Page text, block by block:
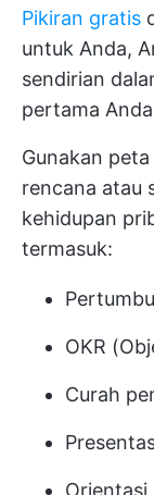
Pikiran gratis
untuk Anda,
sendirian
pertama
Gunakan
rencana atau
kehidupan
termasuk:
OKR
Curah
Orientasi